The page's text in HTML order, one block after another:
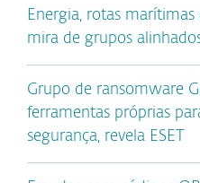
Energia, rotas
mira de grupos
Grupo de ransomware
ferramentas próprias
segurança, revela ESET